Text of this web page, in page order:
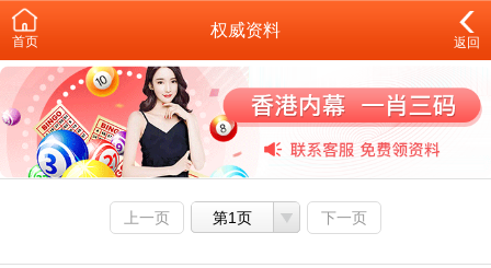
首页
权威资料
返回
上一页 第1页 下一页